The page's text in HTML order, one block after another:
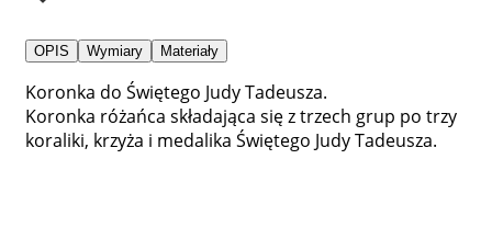
OPIS Wymiary Materiały
Koronka do Świętego Judy Tadeusza.
Koronka różańca składająca się z trzech grup po trzy
koraliki, krzyża i medalika Świętego Judy Tadeusza.